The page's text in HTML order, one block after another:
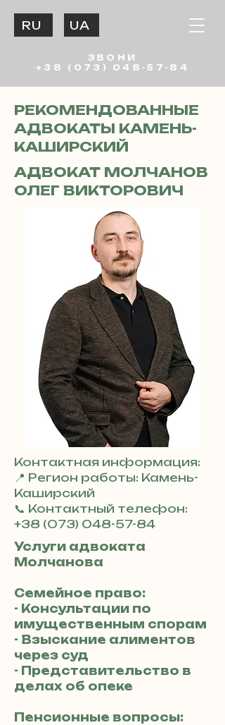
ЗВОНИ
+38 (073) 048-57-84
UA
RU
РЕКОМЕНДОВАННЫЕ
АДВОКАТЫ КАМЕНЬ-
КАШИРСКИЙ
АДВОКАТ МОЛЧАНОВ
ОЛЕГ ВИКТОРОВИЧ
Контактная информация:
📍 Регион работы: Камень-
Каширский
📞 Контактный телефон:
+38 (073) 048-57-84
Услуги адвоката
Молчанова
Семейное право:
- Консультации по
имущественным спорам
- Взыскание алиментов
через суд
- Представительство в
делах об опеке
Пенсионные вопросы: